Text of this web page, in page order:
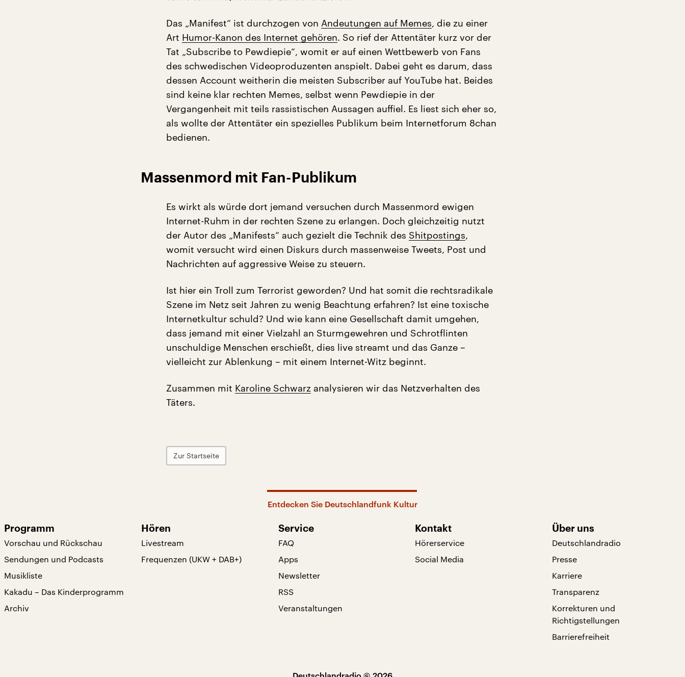
Das „Manifest“ ist durchzogen von Andeutungen auf Memes, die zu einer
Art Humor-Kanon des Internet gehören. So rief der Attentäter kurz vor der
Tat „Subscribe to Pewdiepie“, womit er auf einen Wettbewerb von Fans
des schwedischen Videoproduzenten anspielt. Dabei geht es darum, dass
dessen Account weitherin die meisten Subscriber auf YouTube hat. Beides
sind keine klar rechten Memes, selbst wenn Pewdiepie in der
Vergangenheit mit teils rassistischen Aussagen auffiel. Es liest sich eher so,
als wollte der Attentäter ein spezielles Publikum beim Internetforum 8chan
bedienen.
Massenmord mit Fan-Publikum
Es wirkt als würde dort jemand versuchen durch Massenmord ewigen
Internet-Ruhm in der rechten Szene zu erlangen. Doch gleichzeitig nutzt
der Autor des „Manifests“ auch gezielt die Technik des Shitpostings,
womit versucht wird einen Diskurs durch massenweise Tweets, Post und
Nachrichten auf aggressive Weise zu steuern.
Ist hier ein Troll zum Terrorist geworden? Und hat somit die rechtsradikale
Szene im Netz seit Jahren zu wenig Beachtung erfahren? Ist eine toxische
Internetkultur schuld? Und wie kann eine Gesellschaft damit umgehen,
dass jemand mit einer Vielzahl an Sturmgewehren und Schrotflinten
unschuldige Menschen erschießt, dies live streamt und das Ganze –
vielleicht zur Ablenkung – mit einem Internet-Witz beginnt.
Zusammen mit Karoline Schwarz analysieren wir das Netzverhalten des
Täters.
Zur Startseite
Entdecken Sie Deutschlandfunk Kultur
Programm
Vorschau und Rückschau
Sendungen und Podcasts
Musikliste
Kakadu – Das Kinderprogramm
Archiv
Hören
Livestream
Frequenzen (UKW + DAB+)
Service
FAQ
Apps
Newsletter
RSS
Veranstaltungen
Kontakt
Hörerservice
Social Media
Über uns
Deutschlandradio
Presse
Karriere
Transparenz
Korrekturen und
Richtigstellungen
Barrierefreiheit